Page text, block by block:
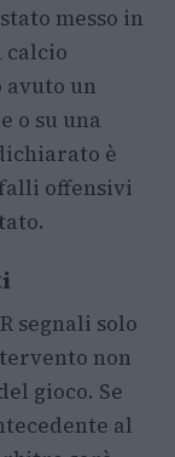
messo in
calcio
avuto un
o su una
è
offensivi
segnali solo
non
gioco. Se
al